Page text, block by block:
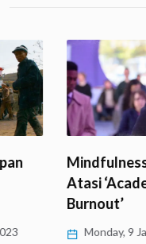
Mindfulness untuk
Atasi ‘Academic
Monday, 9 January 2023